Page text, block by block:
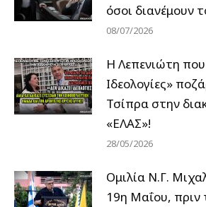
όσοι διανέμουν
08/07/2026
Η Λεπενιώτη που
Ιδεολογίες»
Τσίπρα στην
«ΕΛΑΣ»!
28/05/2026
Ομιλία Ν.Γ.
19η Μαΐου, πριν